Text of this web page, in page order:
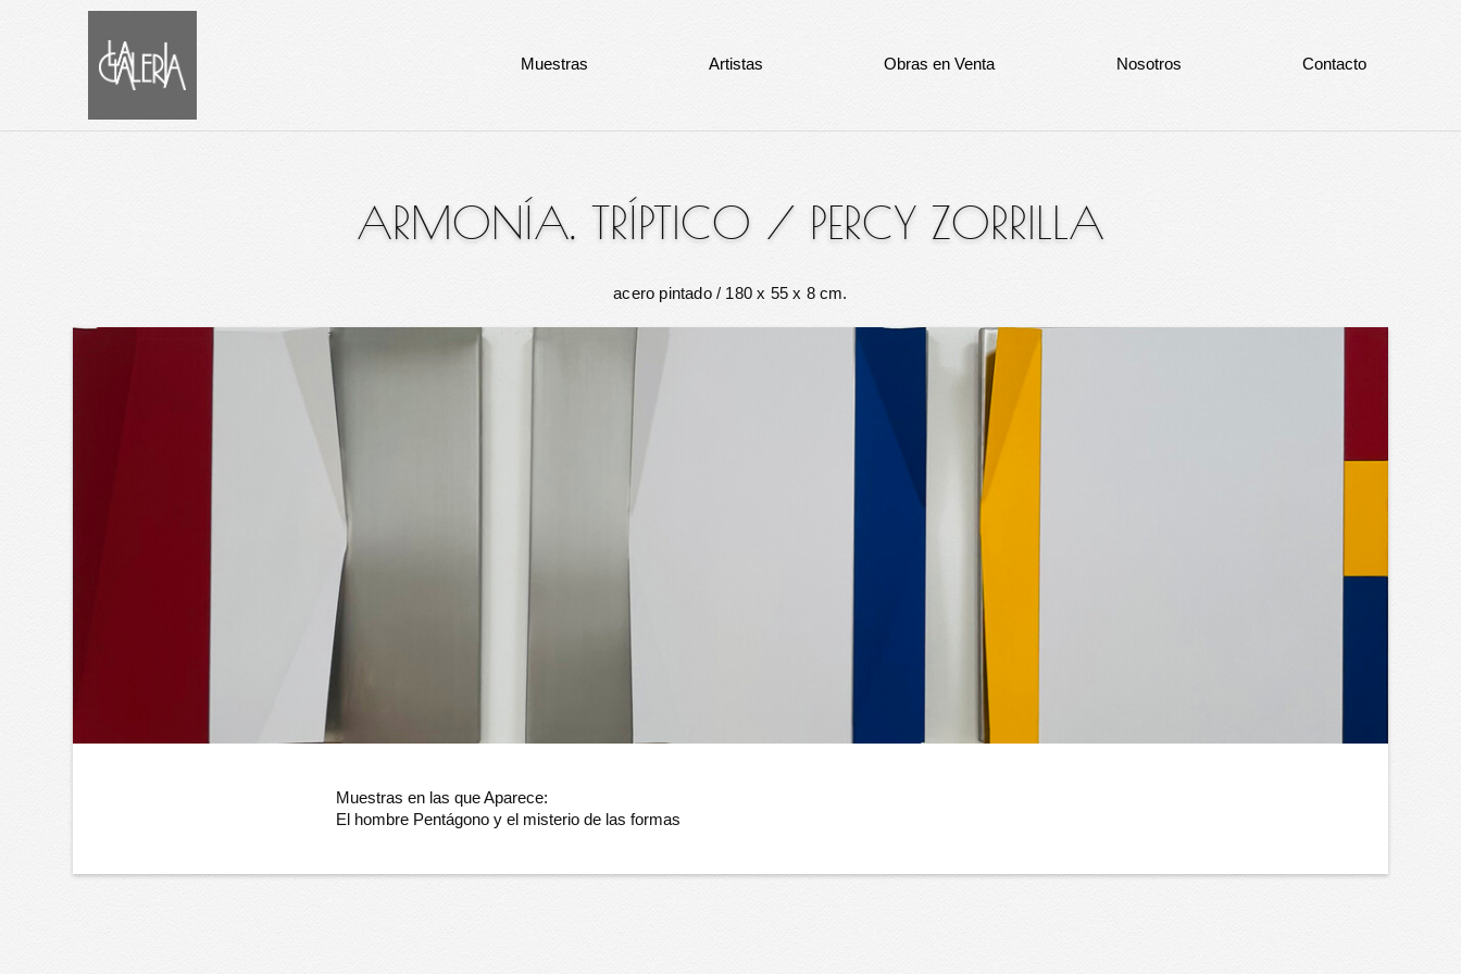
Muestras Artistas Obras en Venta Nosotros Contacto
ARMONÍA, TRÍPTICO / PERCY ZORRILLA
acero pintado/ 180 x 55 x 8 cm.
Muestras en las que Aparece:
El hombre Pentágono y el misterio de las formas